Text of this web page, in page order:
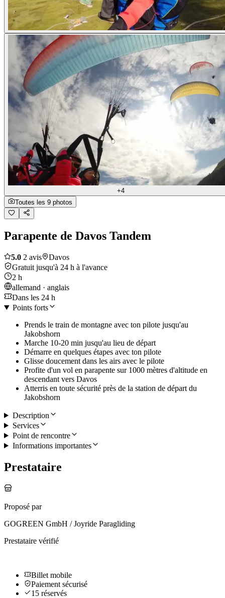
+4
Toutes les 9 photos
Parapente de Davos Tandem
5.0 2 avis
Davos
Gratuit jusqu'à 24 h à l'avance
2 h
allemand · anglais
Dans les 24 h
Points forts
Prends le train de montagne avec ton pilote jusqu'au
Jakobshorn
Marche 10-20 min jusqu'au lieu de départ
Démarre en quelques étapes avec ton pilote
Glisse doucement dans les airs avec le pilote
Profite d'un vol en parapente sur 1000 mètres d'altitude en
descendant vers Davos
Atterris en toute sécurité près de la station de départ du
Jakobshorn
Description
Services
Point de rencontre
Informations importantes
Prestataire
Proposé par
GOGREEN GmbH / Joyride Paragliding
Prestataire vérifié
Billet mobile
Paiement sécurisé
15 réservés